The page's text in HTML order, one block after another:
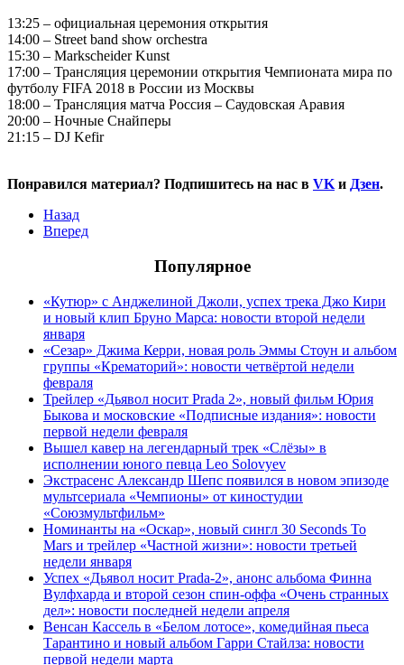
13:25 – официальная церемония открытия
14:00 – Street band show orchestra
15:30 – Markscheider Kunst
17:00 – Трансляция церемонии открытия Чемпионата мира по
футболу FIFA 2018 в России из Москвы
18:00 – Трансляция матча Россия – Саудовская Аравия
20:00 – Ночные Снайперы
21:15 – DJ Kefir
Понравился материал? Подпишитесь на нас в VK и Дзен.
Назад
Вперед
Популярное
«Кутюр» с Анджелиной Джоли, успех трека Джо Кири
и новый клип Бруно Марса: новости второй недели
января
«Сезар» Джима Керри, новая роль Эммы Стоун и альбом
группы «Крематорий»: новости четвёртой недели
февраля
Трейлер «Дьявол носит Prada 2», новый фильм Юрия
Быкова и московские «Подписные издания»: новости
первой недели февраля
Вышел кавер на легендарный трек «Слёзы» в
исполнении юного певца Leo Solovyev
Экстрасенс Александр Шепс появился в новом эпизоде
мультсериала «Чемпионы» от киностудии
«Союзмультфильм»
Номинанты на «Оскар», новый сингл 30 Seconds To
Mars и трейлер «Частной жизни»: новости третьей
недели января
Успех «Дьявол носит Prada-2», анонс альбома Финна
Вулфхарда и второй сезон спин-оффа «Очень странных
дел»: новости последней недели апреля
Венсан Кассель в «Белом лотосе», комедийная пьеса
Тарантино и новый альбом Гарри Стайлза: новости
первой недели марта